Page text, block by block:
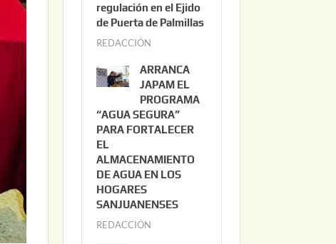
o
3
2
0
2
6
regulación en el Ejido
de Puerta de Palmillas
REDACCIÓN
l
i
o
2
0
ARRANCA
JAPAM EL
PROGRAMA
“AGUA SEGURA”
PARA FORTALECER
EL
ALMACENAMIENTO
DE AGUA EN LOS
HOGARES
SANJUANENSES
REDACCIÓN